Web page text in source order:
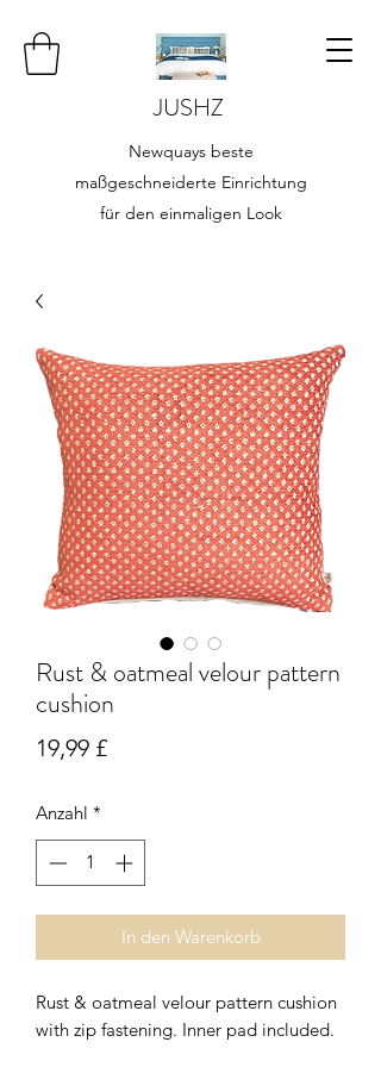
JUSHZ
Newquays beste
maßgeschneiderte Einrichtung
für den einmaligen Look
Rust & oatmeal velour pattern
cushion
19,99 £Preis
Anzahl *
In den Warenkorb
Rust & oatmeal velour pattern cushion
with zip fastening. Inner pad included.